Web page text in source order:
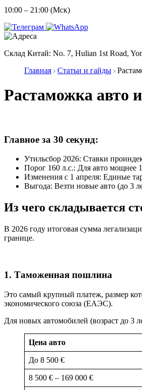
10:00 – 21:00 (Мск)
Склад Китай: No. 7, Hulian 1st Road,
Главная
Статьи и гайды
Растаможка авто
Главное за 30 секунд:
Утильсбор 2026: Ставки
Порог 160 л.с.: Для авто мощнее
Изменения с 1 апреля: Единые
Выгода: Везти новые авто (до 3
Из чего складывается
В 2026 году итоговая сумма
границе.
1. Таможенная пошлина
Это самый крупный платеж, размер
экономического союза (ЕАЭС).
Для новых автомобилей (возраст до 3
Цена авто
До 8 500 €
8 500 € – 169 000 €